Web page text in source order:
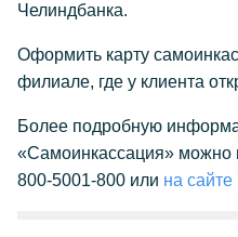
Челиндбанка.
Оформить карту
филиале, где у клиента
Более подробную
«Самоинкассация» можно
800-5001-800 или на сайте